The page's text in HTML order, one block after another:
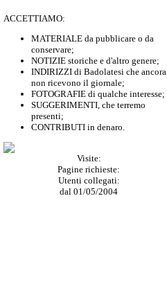
ACCETTIAMO:
MATERIALE da pubblicare o da
conservare;
NOTIZIE storiche e d'altro genere;
INDIRIZZI di Badolatesi che ancora
non ricevono il giornale;
FOTOGRAFIE di qualche interesse;
SUGGERIMENTI, che terremo
presenti;
CONTRIBUTI in denaro.
Visite:
Pagine richieste:
Utenti collegati:
dal 01/05/2004